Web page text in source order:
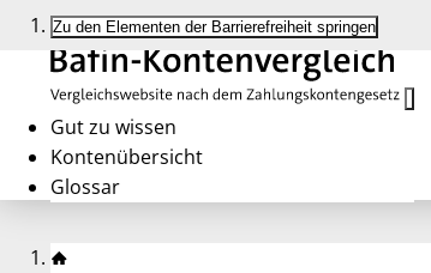
Zu den Elementen der Barrierefreiheit springen
Gut zu wissen
Kontenübersicht
Glossar